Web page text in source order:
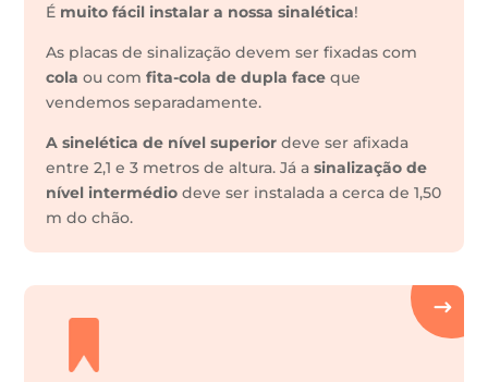
É muito fácil instalar a nossa sinalética!
As placas de sinalização devem ser fixadas com
cola ou comfita-cola de dupla face que
vendemos separadamente.
A sinelética de nível superior deve ser afixada
entre 2,1 e 3 metros de altura. Já asinalização de
nível intermédiodeve ser instalada a cerca de 1,50
m do chão.